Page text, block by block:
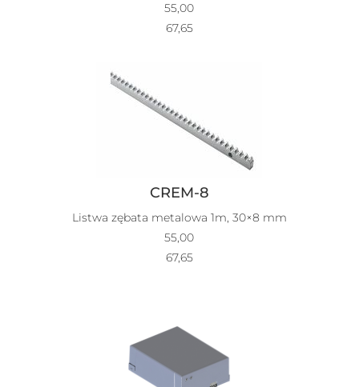
55,00
67,65
CREM-8
Listwa zębata metalowa 1m, 30×8 mm
55,00
67,65